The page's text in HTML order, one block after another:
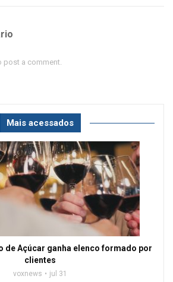
post a comment.
Mais acessados
de Açúcar ganha elenco formado por
clientes
voxnews jul 31